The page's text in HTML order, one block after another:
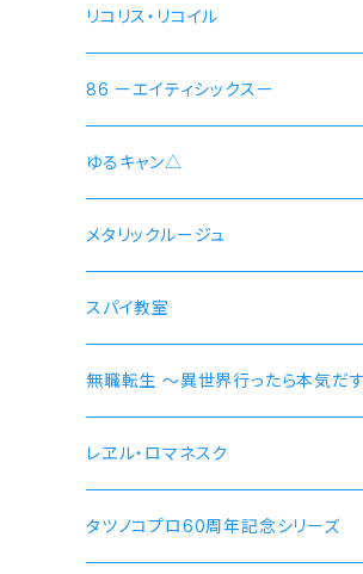
リコリス・リコイル
錦木千束 DA 1st モデル 腕時計 本
井ノ上たきな DA 2nd モデル 腕時
86 ーエイティシックスー
シン 連邦国ver モデル
シン 共和国ver モデル
ヴラディレーナ・ミリーゼ モデル
ゆるキャン△
野クルver
志摩リン
各務原なでしこ
乗物シリーズ
なでしこ 自転車
桜 自動車
メタリックルージュ
スパイ教室
無職転生 〜異世界行ったら本気だ
【エリス・ボレアス・グレイラット】
【ロキシー・ミグルディア】腕時計
レヱル・ロマネスク
すずしろ モデル
タツノコプロ60周年記念シリーズ